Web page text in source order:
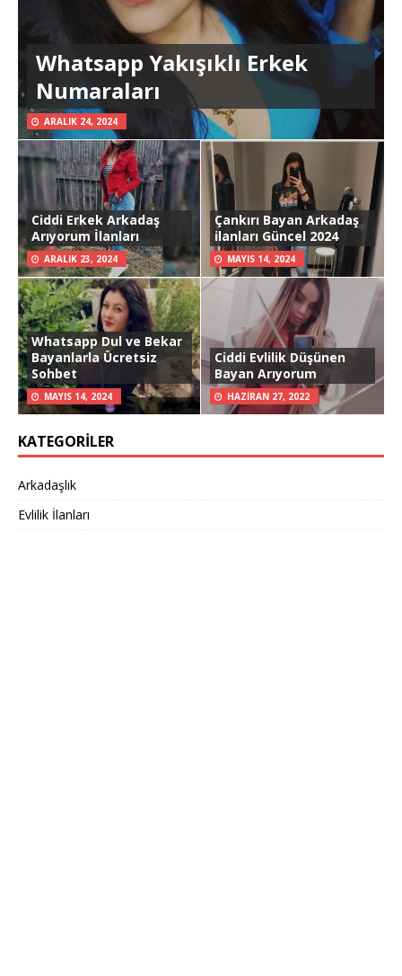
Whatsapp Yakışıklı Erkek
Numaraları
ARALIK 24, 2024
Ciddi Erkek Arkadaş
Arıyorum İlanları
ARALIK 23, 2024
Çankırı Bayan Arkadaş
ilanları Güncel 2024
MAYIS 14, 2024
Whatsapp Dul ve Bekar
Bayanlarla Ücretsiz
Sohbet
MAYIS 14, 2024
Ciddi Evlilik Düşünen
Bayan Arıyorum
HAZIRAN 27, 2022
KATEGORILER
Arkadaşlık
Evlilik İlanları